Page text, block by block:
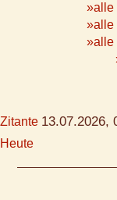
»alle
»alle
»alle
Zitante 13.07.2026,
Heute